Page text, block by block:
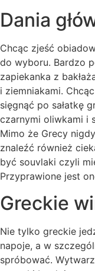
Dania
Chcąc zjeść
do wyboru. Bardzo
zapiekanka z
i ziemniakami.
sięgnąć po sałatkę
czarnymi oliwkami i
Mimo że Grecy
znaleźć również
być souvlaki czyli
Przyprawione jest
Greckie
Nie tylko greckie
napoje, a w
spróbować.